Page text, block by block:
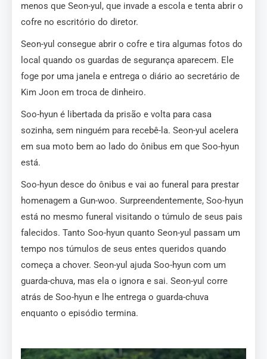
menos que Seon-yul, que invade a escola e tenta abrir o
cofre no escritório do diretor.
Seon-yul consegue abrir o cofre e tira algumas fotos do
local quando os guardas de segurança aparecem. Ele
foge por uma janela e entrega o diário ao secretário de
Kim Joon em troca de dinheiro.
Soo-hyun é libertada da prisão e volta para casa
sozinha, sem ninguém para recebê-la. Seon-yul acelera
em sua moto bem ao lado do ônibus em que Soo-hyun
está.
Soo-hyun desce do ônibus e vai ao funeral para prestar
homenagem a Gun-woo. Surpreendentemente, Soo-hyun
está no mesmo funeral visitando o túmulo de seus pais
falecidos. Tanto Soo-hyun quanto Seon-yul passam um
tempo nos túmulos de seus entes queridos quando
começa a chover. Seon-yul ajuda Soo-hyun com um
guarda-chuva, mas ela o ignora e sai. Seon-yul corre
atrás de Soo-hyun e lhe entrega o guarda-chuva
enquanto o episódio termina.